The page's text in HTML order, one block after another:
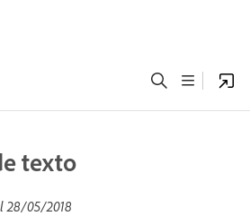
texto
28/05/2018